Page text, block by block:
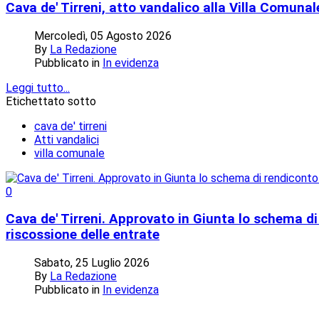
Cava de' Tirreni, atto vandalico alla Villa
Mercoledì, 05 Agosto 2026
By La Redazione
Pubblicato in In evidenza
Leggi tutto...
Etichettato sotto
cava de' tirreni
Atti vandalici
villa comunale
0
Cava de' Tirreni. Approvato in Giunta lo schema
riscossione delle entrate
Sabato, 25 Luglio 2026
By La Redazione
Pubblicato in In evidenza